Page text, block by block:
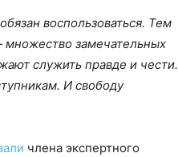
воспользоваться. Тем
замечательных
служить правде и чести.
И свободу
члена экспертного